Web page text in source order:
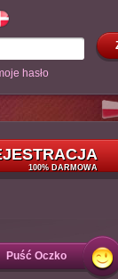
hasło
100% DARMOWA
Puść Oczko